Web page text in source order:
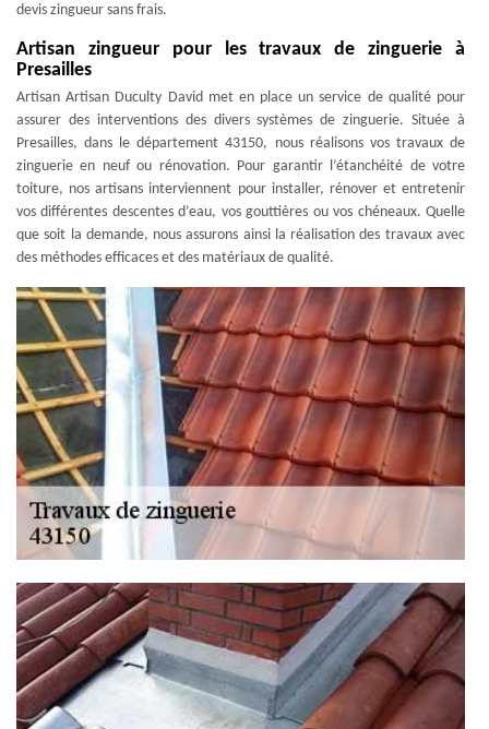
devis zingueur sans frais.
Artisan zingueur pour les travaux de zinguerie à
Presailles
Artisan Artisan Duculty David met en place un service de qualité pour
assurer des interventions des divers systèmes de zinguerie. Située à
Presailles, dans le département 43150, nous réalisons vos travaux de
zinguerie en neuf ou rénovation. Pour garantir l’étanchéité de votre
toiture, nos artisans interviennent pour installer, rénover et entretenir
vos différentes descentes d’eau, vos gouttières ou vos chéneaux. Quelle
que soit la demande, nous assurons ainsi la réalisation des travaux avec
des méthodes efficaces et des matériaux de qualité.